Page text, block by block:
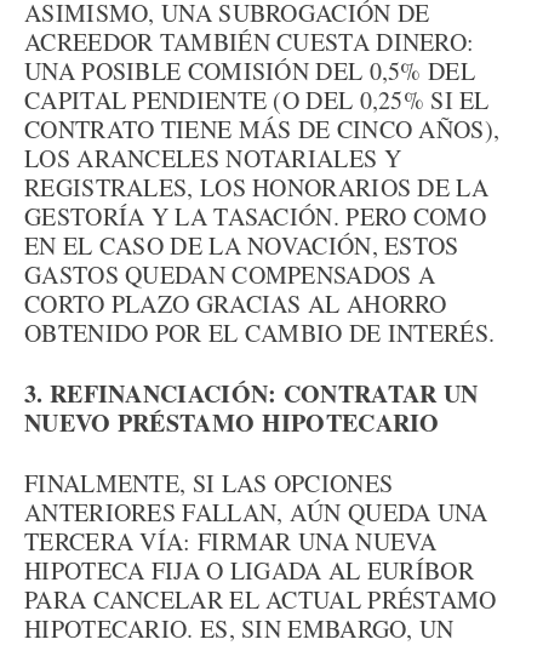
ASIMISMO, UNA SUBROGACIÓN DE
ACREEDOR TAMBIÉN CUESTA DINERO:
UNA POSIBLE COMISIÓN DEL 0,5% DEL
CAPITAL PENDIENTE (O DEL 0,25% SI EL
CONTRATO TIENE MÁS DE CINCO AÑOS),
LOS ARANCELES NOTARIALES Y
REGISTRALES, LOS HONORARIOS DE LA
GESTORÍA Y LA TASACIÓN. PERO COMO
EN EL CASO DE LA NOVACIÓN, ESTOS
GASTOS QUEDAN COMPENSADOS A
CORTO PLAZO GRACIAS AL AHORRO
OBTENIDO POR EL CAMBIO DE INTERÉS.
3. REFINANCIACIÓN: CONTRATAR UN
NUEVO PRÉSTAMO HIPOTECARIO
FINALMENTE, SI LAS OPCIONES
ANTERIORES FALLAN, AÚN QUEDA UNA
TERCERA VÍA: FIRMAR UNA NUEVA
HIPOTECA FIJA O LIGADA AL EURÍBOR
PARA CANCELAR EL ACTUAL PRÉSTAMO
HIPOTECARIO. ES, SIN EMBARGO, UN